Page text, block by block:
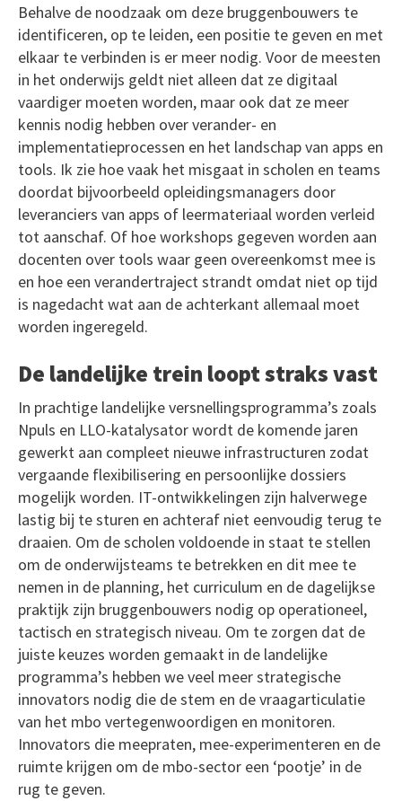
Behalve de noodzaak om deze bruggenbouwers te
identificeren, op te leiden, een positie te geven en met
elkaar te verbinden is er meer nodig. Voor de meesten
in het onderwijs geldt niet alleen dat ze digitaal
vaardiger moeten worden, maar ook dat ze meer
kennis nodig hebben over verander- en
implementatieprocessen en het landschap van apps en
tools. Ik zie hoe vaak het misgaat in scholen en teams
doordat bijvoorbeeld opleidingsmanagers door
leveranciers van apps of leermateriaal worden verleid
tot aanschaf. Of hoe workshops gegeven worden aan
docenten over tools waar geen overeenkomst mee is
en hoe een verandertraject strandt omdat niet op tijd
is nagedacht wat aan de achterkant allemaal moet
worden ingeregeld.
De landelijke trein loopt straks vast
In prachtige landelijke versnellingsprogramma’s zoals
Npuls en LLO-katalysator wordt de komende jaren
gewerkt aan compleet nieuwe infrastructuren zodat
vergaande flexibilisering en persoonlijke dossiers
mogelijk worden. IT-ontwikkelingen zijn halverwege
lastig bij te sturen en achteraf niet eenvoudig terug te
draaien. Om de scholen voldoende in staat te stellen
om de onderwijsteams te betrekken en dit mee te
nemen in de planning, het curriculum en de dagelijkse
praktijk zijn bruggenbouwers nodig op operationeel,
tactisch en strategisch niveau. Om te zorgen dat de
juiste keuzes worden gemaakt in de landelijke
programma’s hebben we veel meer strategische
innovators nodig die de stem en de vraagarticulatie
van het mbo vertegenwoordigen en monitoren.
Innovators die meepraten, mee-experimenteren en de
ruimte krijgen om de mbo-sector een ‘pootje’ in de
rug te geven.